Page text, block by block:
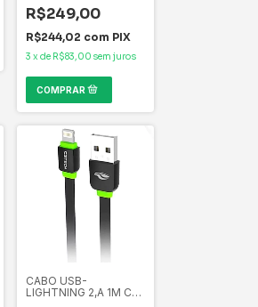
Classe 10 C/
Adaptador -
SDSQUNR-256G-
GN6TA
R$249,00
R$244,02 com PIX
3 x de R$83,00 sem juros
CABO USB-
LIGHTNING 2,A 1M CB-